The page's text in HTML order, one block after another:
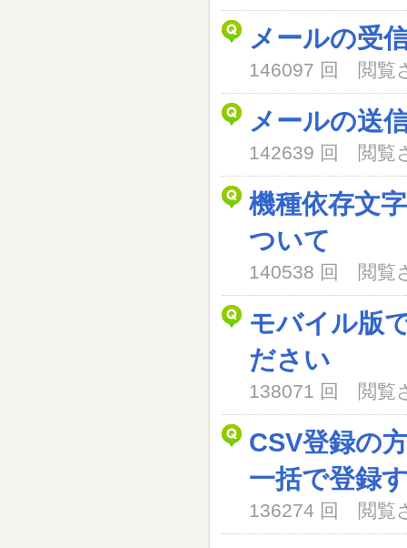
メールの受
146097 回 閲覧
メールの送
142639 回 閲覧
機種依存文
ついて
140538 回 閲覧
モバイル版
ださい
138071 回 閲覧
CSV登録の
一括で登録
136274 回 閲覧